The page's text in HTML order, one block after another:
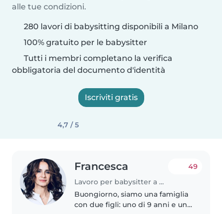
alle tue condizioni.
280 lavori di babysitting disponibili a Milano
100% gratuito per le babysitter
Tutti i membri completano la verifica
obbligatoria del documento d'identità
Iscriviti gratis
4,7 / 5
Francesca
Lavoro per babysitter a Milano
49
Buongiorno, siamo una famiglia
con due figli: uno di 9 anni e uno